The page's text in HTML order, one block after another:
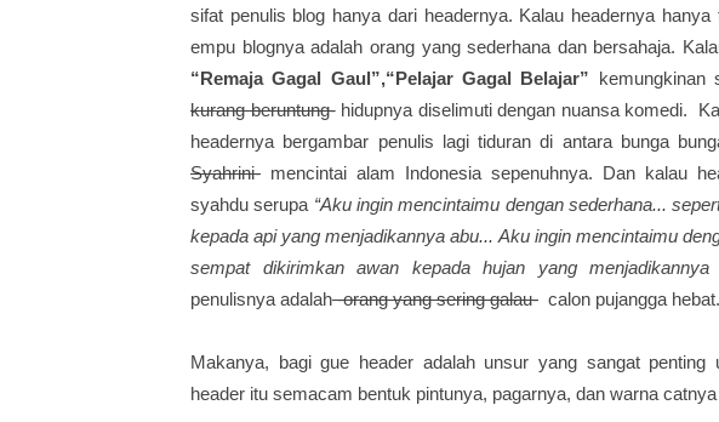
sifat penulis blog hanya dari headernya. Kalau headernya
empu blognya adalah orang yang sederhana dan bersahaja.
“Remaja Gagal Gaul”,“Pelajar Gagal Belajar”
kurang beruntung-hidupnya diselimuti dengan nuansa komedi.
headernya bergambar penulis lagi tiduran di antara bunga
Syahrini- mencintai alam Indonesia sepenuhnya. Dan kalau
syahdu serupa “Aku ingin mencintaimu dengan sederhana...
kepada api yang menjadikannya abu... Aku ingin mencintaimu
sempat dikirimkan awan kepada hujan yang menjadikannya
penulisnya adalah-orang yang sering galau- calon pujangga
Makanya, bagi gue header adalah unsur yang sangat penting
header itu semacam bentuk pintunya, pagarnya, dan warna catnya